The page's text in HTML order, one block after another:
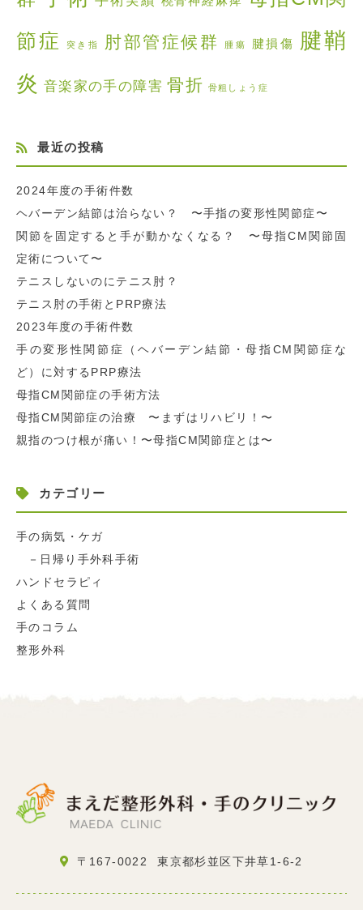
節症
突き指 肘部管症候群 腫瘍 腱損傷
腱鞘
炎 音楽家の手の障害 骨折 骨粗しょう症
最近の投稿
2024年度の手術件数
ヘバーデン結節は治らない？ 〜手指の変形性関節症〜
関節を固定すると手が動かなくなる？ 〜母指CM関節固
定術について〜
テニスしないのにテニス肘？
テニス肘の手術とPRP療法
2023年度の手術件数
手の変形性関節症（ヘバーデン結節・母指CM関節症な
ど）に対するPRP療法
母指CM関節症の手術方法
母指CM関節症の治療 〜まずはリハビリ！〜
親指のつけ根が痛い！〜母指CM関節症とは〜
カテゴリー
手の病気・ケガ
日帰り手外科手術
ハンドセラピィ
よくある質問
手のコラム
整形外科
〒167-0022 東京都杉並区下井草1-6-2